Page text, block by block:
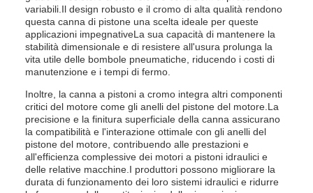
variabili.Il design robusto e il cromo di alta qualità rendono
questa canna di pistone una scelta ideale per queste
applicazioni impegnativeLa sua capacità di mantenere la
stabilità dimensionale e di resistere all'usura prolunga la
vita utile delle bombole pneumatiche, riducendo i costi di
manutenzione e i tempi di fermo.
Inoltre, la canna a pistoni a cromo integra altri componenti
critici del motore come gli anelli del pistone del motore.La
precisione e la finitura superficiale della canna assicurano
la compatibilità e l'interazione ottimale con gli anelli del
pistone del motore, contribuendo alle prestazioni e
all'efficienza complessive dei motori a pistoni idraulici e
delle relative macchine.I produttori possono migliorare la
durata di funzionamento dei loro sistemi idraulici e ridurre